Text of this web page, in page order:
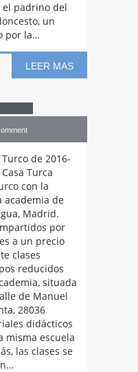
padrino del
un
por la…
LEER MAS
cursos
de 2016-
Turca
con la
academia de
Madrid.
por
a un precio
clases
reducidos
situada
de Manuel
28036
didácticos
misma escuela
las clases se
del